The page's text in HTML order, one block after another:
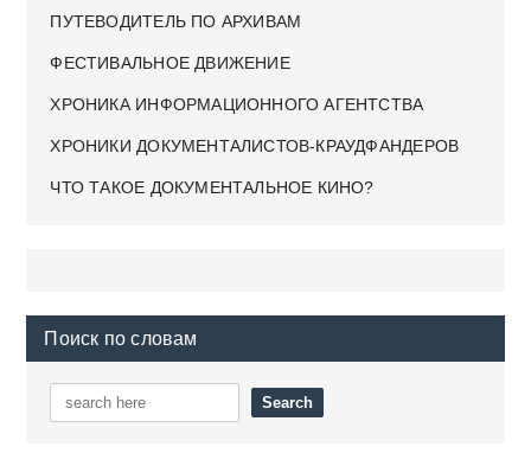
ПУТЕВОДИТЕЛЬ ПО АРХИВАМ
ФЕСТИВАЛЬНОЕ ДВИЖЕНИЕ
ХРОНИКА ИНФОРМАЦИОННОГО АГЕНТСТВА
ХРОНИКИ ДОКУМЕНТАЛИСТОВ-КРАУДФАНДЕРОВ
ЧТО ТАКОЕ ДОКУМЕНТАЛЬНОЕ КИНО?
Поиск по словам